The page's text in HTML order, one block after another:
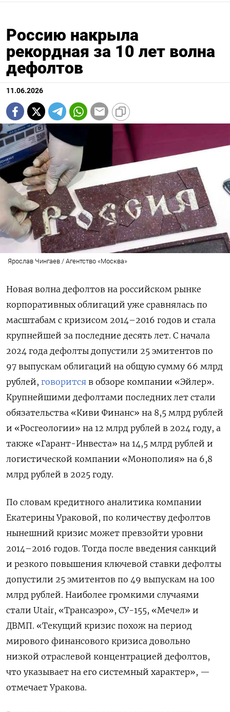
Россию накрыла
рекордная за 10 лет волна
дефолтов
11.06.2026
Ярослав Чингаев / Агентство «Москва»
Новая волна дефолтов на российском рынке
корпоративных облигаций уже сравнялась по
масштабам с кризисом 2014–2016 годов и стала
крупнейшей за последние десять лет. С начала
2024 года дефолты допустили 25 эмитентов по
97 выпускам облигаций на общую сумму 66 млрд
рублей, говорится в обзоре компании «Эйлер».
Крупнейшими дефолтами последних лет стали
обязательства «Киви Финанс» на 8,5 млрд рублей
и «Росгеологии» на 12 млрд рублей в 2024 году, а
также «Гарант-Инвеста» на 14,5 млрд рублей и
логистической компании «Монополия» на 6,8
млрд рублей в 2025 году.
По словам кредитного аналитика компании
Екатерины Ураковой, по количеству дефолтов
нынешний кризис может превзойти уровни
2014–2016 годов. Тогда после введения санкций
и резкого повышения ключевой ставки дефолты
допустили 25 эмитентов по 49 выпускам на 100
млрд рублей. Наиболее громкими случаями
стали Utair, «Трансаэро», СУ-155, «Мечел» и
ДВМП. «Текущий кризис похож на период
мирового финансового кризиса довольно
низкой отраслевой концентрацией дефолтов,
что указывает на его системный характер», —
отмечает Уракова.